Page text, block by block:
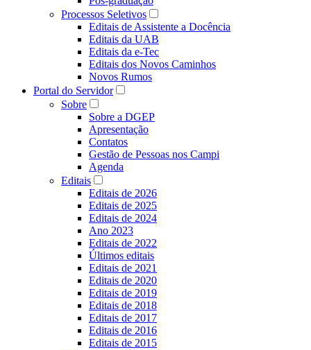
Processos Seletivos
Editais de Assistente a Docência
Editais da UAB
Editais da e-Tec
Editais dos Novos Caminhos
Novos Rumos
Portal do Servidor
Sobre
Sobre a DGEP
Apresentação
Contatos
Gestão de Pessoas nos Campi
Agenda
Editais
Editais de 2026
Editais de 2025
Editais de 2024
Ano 2023
Editais de 2022
Últimos editais
Editais de 2021
Editais de 2020
Editais de 2019
Editais de 2018
Editais de 2017
Editais de 2016
Editais de 2015